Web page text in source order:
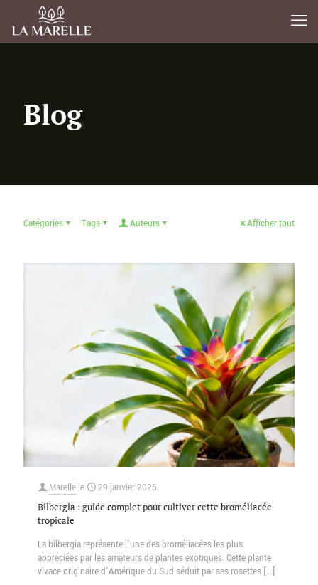
Blog
Catégories Tags Auteurs Afficher tout
Marelle le 29 janvier 2026
Bilbergia : guide complet pour cultiver cette broméliacée
tropicale
La bilbergia représente l’une des broméliacées les plus
appréciées par les amateurs de plantes exotiques. Cette plante
vivace originaire d’Amérique du Sud séduit par ses rosettes […]